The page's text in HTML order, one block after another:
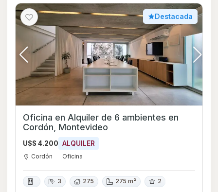
Destacada
Oficina en Alquiler de 6 ambientes en
Cordón, Montevideo
U$S 4.200 ALQUILER
Cordón Oficina
3 275 275 m² 2